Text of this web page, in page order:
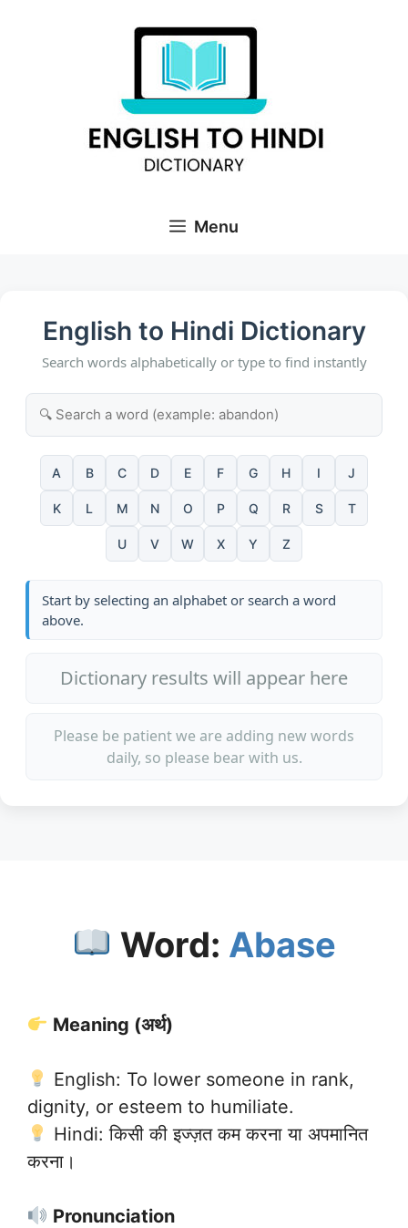
Menu
English to Hindi Dictionary
Search words alphabetically or type to find instantly
A B C D E F G H I J
K L M N O P Q R S T
U V W X Y Z
Start by selecting an alphabet or search a word
above.
Dictionary results will appear here
Please be patient we are adding new words
daily, so please bear with us.
Word: Abase
Meaning (अर्थ)
English: To lower someone in rank,
dignity, or esteem to humiliate.
Hindi: किसी की इज्ज़त कम करना या अपमानित
करना।
Pronunciation